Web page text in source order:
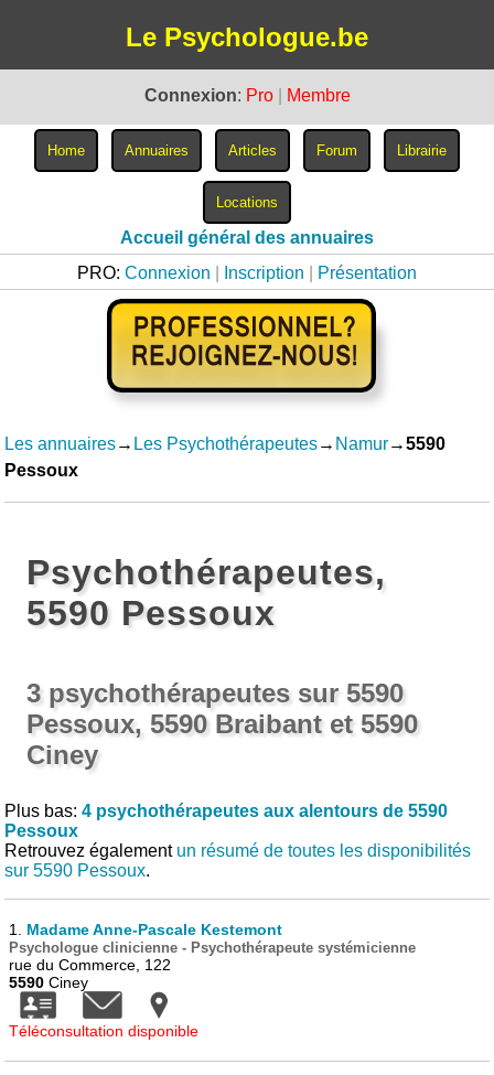
Le Psychologue.be
Connexion: Pro Membre
Accueil général des annuaires
PRO: Connexion Inscription Présentation
Les annuaires→ Les Psychothérapeutes→ Namur→5590
Pessoux
Psychothérapeutes,
5590 Pessoux
3 psychothérapeutes sur 5590
Pessoux, 5590 Braibant et 5590
Ciney
Plus bas:4 psychothérapeutes aux alentours de 5590
Pessoux
Retrouvez également un résumé de toutes les disponibilités
sur 5590 Pessoux.
1. Madame Anne-Pascale Kestemont
Psychologue clinicienne - Psychothérapeute systémicienne
rue du Commerce, 122
5590 Ciney
Téléconsultation disponible